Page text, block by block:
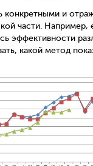
конкретными и
части. Например,
эффективности
какой метод